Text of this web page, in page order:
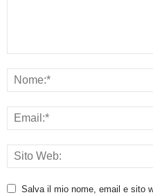
Salva il mio nome, email e sito